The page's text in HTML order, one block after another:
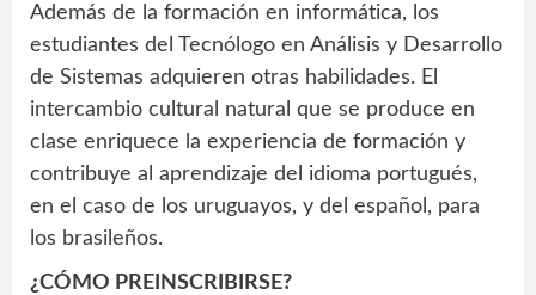
Además de la formación en informática, los
estudiantes del Tecnólogo en Análisis y Desarrollo
de Sistemas adquieren otras habilidades. El
intercambio cultural natural que se produce en
clase enriquece la experiencia de formación y
contribuye al aprendizaje del idioma portugués,
en el caso de los uruguayos, y del español, para
los brasileños.
¿CÓMO PREINSCRIBIRSE?